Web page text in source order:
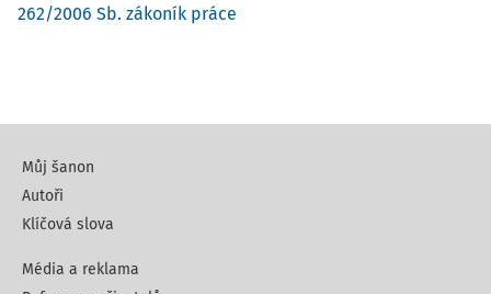
262/2006 Sb. zákoník práce
Můj šanon
Autoři
Klíčová slova
Média a reklama